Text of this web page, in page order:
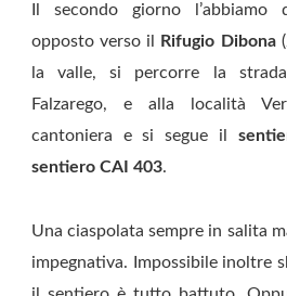
Il secondo giorno l’abbiamo
opposto verso il
Rifugio Dibona
la valle, si percorre la
Falzarego, e alla località
cantoniera e si segue il
sentiero CAI 403.
Una ciaspolata sempre in salita
impegnativa. Impossibile inoltre